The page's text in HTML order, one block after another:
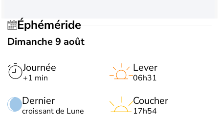
Éphéméride
Dimanche 9 août
Journée
+1 min
Dernier
croissant de Lune
Lever
06h31
Coucher
17h54